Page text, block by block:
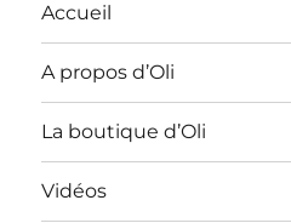
Accueil
A propos d’Oli
La boutique d’Oli
Vidéos